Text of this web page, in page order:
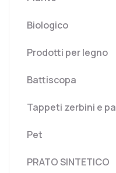
Biologico
Prodotti per legno
Battiscopa
Tappeti zerbini e
Pet
PRATO SINTETICO